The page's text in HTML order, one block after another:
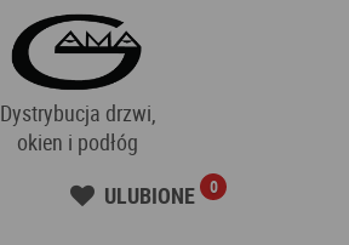
Dystrybucja drzwi,
okien i podłóg
ULUBIONE 0